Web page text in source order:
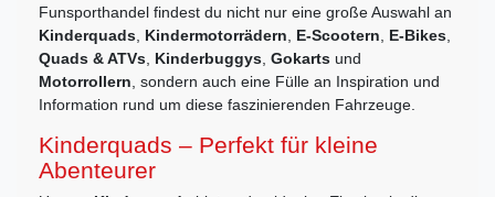
Funsporthandel findest du nicht nur eine große Auswahl an
Kinderquads, Kindermotorrädern, E-Scootern, E-Bikes,
Quads & ATVs, Kinderbuggys, Gokarts und
Motorrollern, sondern auch eine Fülle an Inspiration und
Information rund um diese faszinierenden Fahrzeuge.
Kinderquads – Perfekt für kleine
Abenteurer